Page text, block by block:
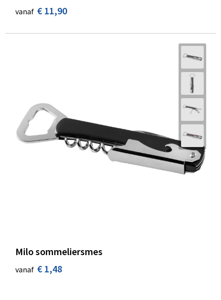
vanaf € 11,90
Milo sommeliersmes
vanaf € 1,48